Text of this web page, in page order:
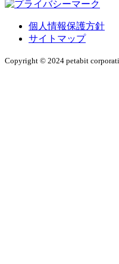
個人情報保護方針
サイトマップ
Copyright © 2024 petabit